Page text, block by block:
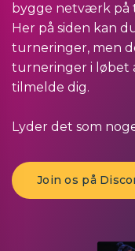
bygge netværk på
Her på siden kan
turneringer, men
turneringer i løbet
tilmelde dig.
Lyder det som
Join os på